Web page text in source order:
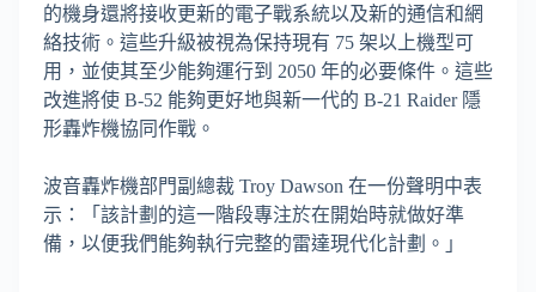
的機身還將接收更新的電子戰系統以及新的通信和網
絡技術。這些升級被視為保持現有 75 架以上機型可
用，並使其至少能夠運行到 2050 年的必要條件。這些
改進將使 B-52 能夠更好地與新一代的 B-21 Raider 隱
形轟炸機協同作戰。
波音轟炸機部門副總裁 Troy Dawson 在一份聲明中表
示：「該計劃的這一階段專注於在開始時就做好準
備，以便我們能夠執行完整的雷達現代化計劃。」